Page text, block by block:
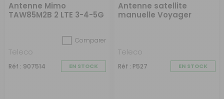
Antenne Mimo
TAW85M2B 2 LTE 3-4-5G
Comparer
Teleco
Réf : 907514 EN STOCK
Antenne satellite
manuelle Voyager
Teleco
Réf : P527 EN STOCK